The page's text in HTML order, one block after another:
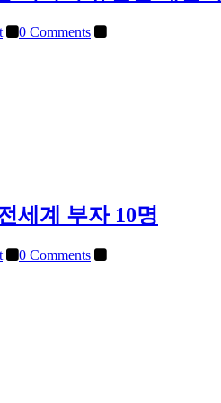
0 Comments
세계 부자 10명
0 Comments